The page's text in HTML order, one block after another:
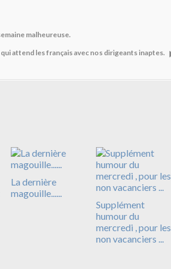
malheureuse.
attend les français avec nos dirigeants inaptes.
La dernière
magouille......
Supplément
humour du
mercredi , pour les
non vacanciers ...